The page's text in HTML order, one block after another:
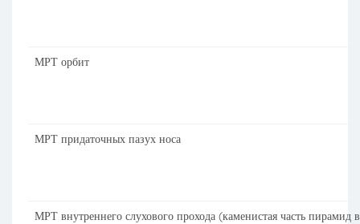
МРТ орбит
МРТ придаточных пазух носа
МРТ внутреннего слухового прохода (каменистая часть пирамид